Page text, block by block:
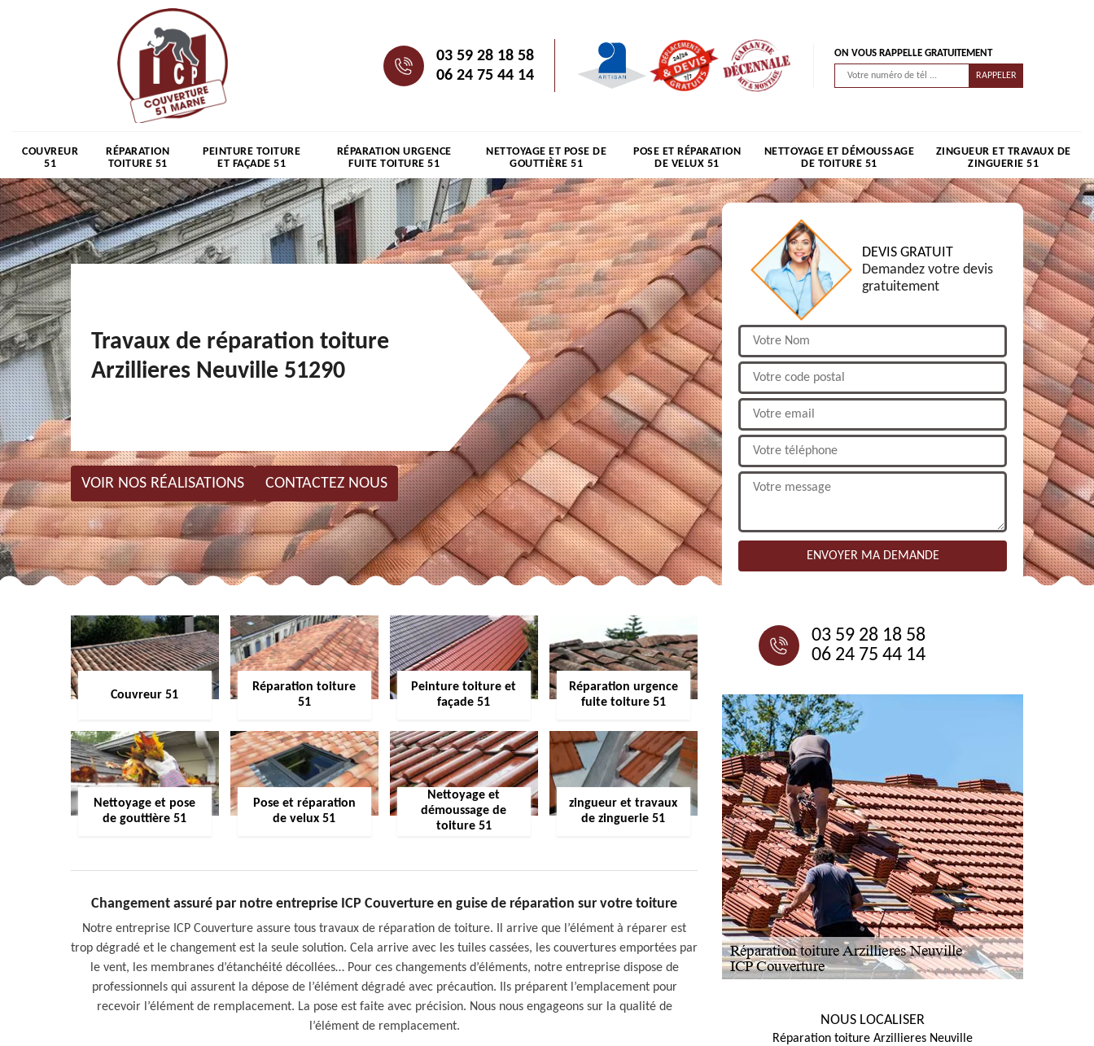
03 59 28 18 58
06 24 75 44 14
ON VOUS RAPPELLE GRATUITEMENT
COUVREUR
51
RÉPARATION
TOITURE 51
PEINTURE TOITURE
ET FAÇADE 51
RÉPARATION URGENCE
FUITE TOITURE 51
NETTOYAGE ET POSE DE
GOUTTIÈRE 51
POSE ET RÉPARATION
DE VELUX 51
NETTOYAGE ET DÉMOUSSAGE
DE TOITURE 51
ZINGUEUR ET TRAVAUX DE
ZINGUERIE 51
Travaux de réparation toiture
Arzillieres Neuville 51290
VOIR NOS RÉALISATIONS CONTACTEZ NOUS
Couvreur 51
Réparation toiture
51
Peinture toiture et
façade 51
Réparation urgence
fuite toiture 51
Nettoyage et pose
de gouttière 51
Pose et réparation
de velux 51
Nettoyage et
démoussage de
toiture 51
zingueur et travaux
de zinguerie 51
Changement assuré par notre entreprise ICP Couverture en guise de réparation sur votre toiture
Notre entreprise ICP Couverture assure tous travaux de réparation de toiture. Il arrive que l’élément à réparer est
trop dégradé et le changement est la seule solution. Cela arrive avec les tuiles cassées, les couvertures emportées par
le vent, les membranes d’étanchéité décollées… Pour ces changements d’éléments, notre entreprise dispose de
professionnels qui assurent la dépose de l’élément dégradé avec précaution. Ils préparent l’emplacement pour
recevoir l’élément de remplacement. La pose est faite avec précision. Nous nous engageons sur la qualité de
l’élément de remplacement.
DEVIS GRATUIT
Demandez votre devis
gratuitement
03 59 28 18 58
06 24 75 44 14
NOUS LOCALISER
Réparation toiture Arzillieres Neuville